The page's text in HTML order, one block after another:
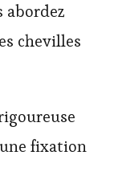
abordez
chevilles
fixation